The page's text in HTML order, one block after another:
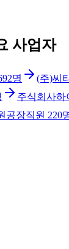
사업자
명 (주)씨
주식회사하
공장직원 220